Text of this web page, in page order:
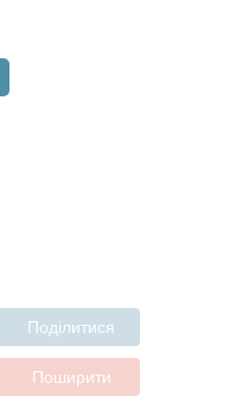
Подiлитися
Поширити